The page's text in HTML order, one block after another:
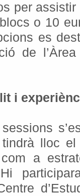
per
o 10
es
de
i
lloc
com a